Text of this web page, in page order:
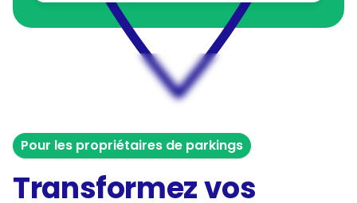
Pour les propriétaires de parkings
Transformez vos